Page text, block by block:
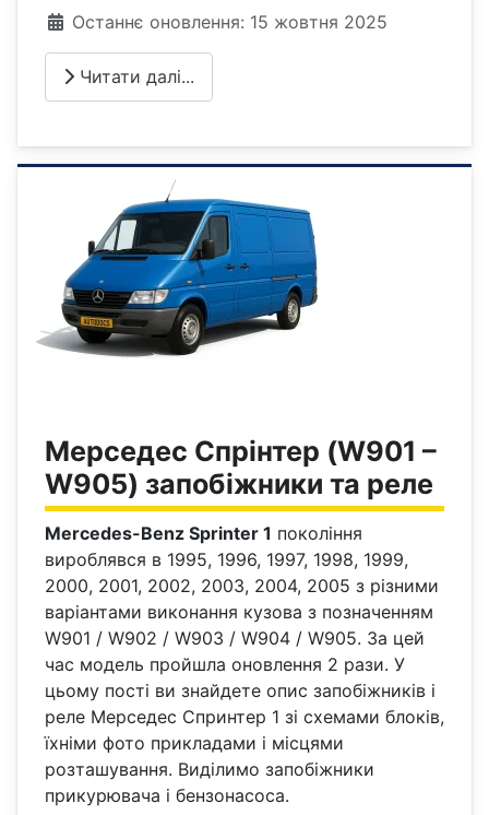
Деталі
Останнє оновлення: 15 жовтня 2025
Читати далі...
Мерседес Спрінтер (W901 –
W905) запобіжники та реле
Mercedes-Benz Sprinter 1 покоління
вироблявся в 1995, 1996, 1997, 1998, 1999,
2000, 2001, 2002, 2003, 2004, 2005 з різними
варіантами виконання кузова з позначенням
W901 / W902 / W903 / W904 / W905. За цей
час модель пройшла оновлення 2 рази. У
цьому пості ви знайдете опис запобіжників і
реле Мерседес Спринтер 1 зі схемами блоків,
їхніми фото прикладами і місцями
розташування. Виділимо запобіжники
прикурювача і бензонасоса.